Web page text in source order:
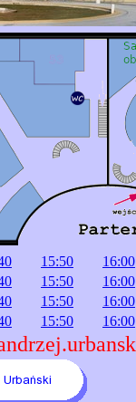
15:50 16:00
15:50 16:00
15:50 16:00
15:50 16:00